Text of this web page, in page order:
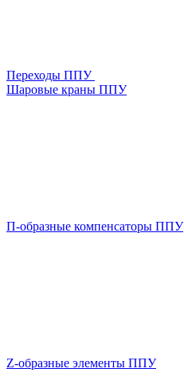
Переходы ППУ
Шаровые краны ППУ
П-образные компенсаторы ППУ
Z-образные элементы ППУ